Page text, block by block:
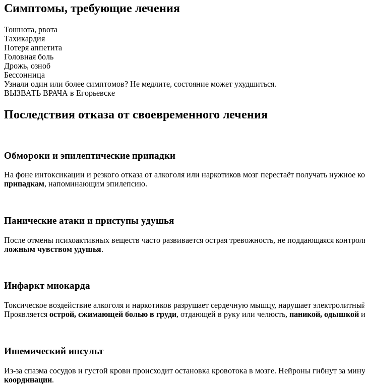
Симптомы, требующие лечения
Тошнота, рвота
Тахикардия
Потеря аппетита
Головная боль
Дрожь, озноб
Бессонница
Узнали один или более симптомов? Не медлите, состояние может ухудшиться.
ВЫЗВАТЬ ВРАЧА в Егорьевске
Последствия отказа от своевременного лечения
Обмороки и эпилептические припадки
На фоне интоксикации и резкого отказа от алкоголя или наркотиков мозг перестаёт получать
припадкам, напоминающим эпилепсию.
Панические атаки и приступы удушья
После отмены психоактивных веществ часто развивается острая тревожность, не поддающаяся
ложным чувством удушья.
Инфаркт миокарда
Токсическое воздействие алкоголя и наркотиков разрушает сердечную мышцу, нарушает
Проявляется острой, сжимающей болью в груди, отдающей в руку или челюсть, паникой, одышкой и
Ишемический инсульт
Из-за спазма сосудов и густой крови происходит остановка кровотока в мозге. Нейроны гибнут за
координации.